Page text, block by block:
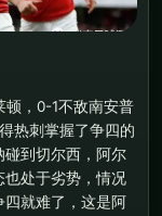
顿，0-1不敌南安普
热刺掌握了争四的
碰到切尔西，阿尔
也处于劣势，情况
四就难了，这是阿